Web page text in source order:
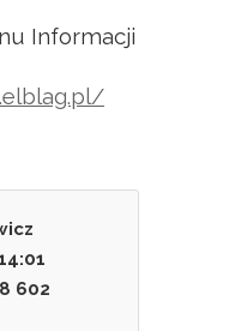
Informacji
602